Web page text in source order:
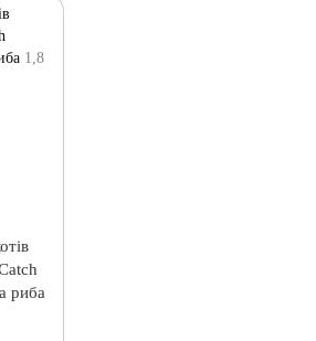
риба